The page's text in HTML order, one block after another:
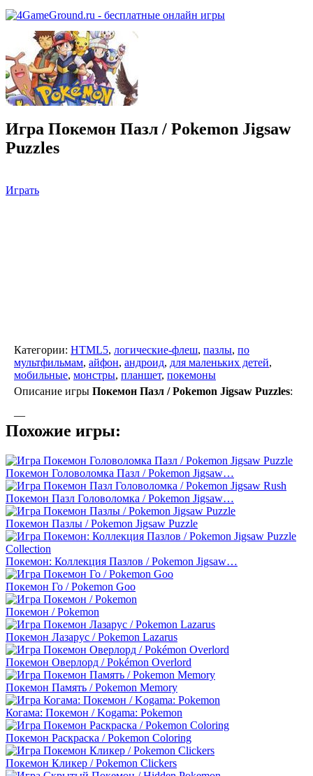
Игра Покемон Пазл / Pokemon Jigsaw
Puzzles
Играть
Категории: HTML5, логические-флеш, пазлы, по
мультфильмам, айфон, андроид, для маленьких детей,
мобильные, монстры, планшет, покемоны
Описание игры Покемон Пазл / Pokemon Jigsaw Puzzles:
—
Похожие игры:
Покемон Головоломка Пазл / Pokemon Jigsaw…
Покемон Пазл Головоломка / Pokemon Jigsaw…
Покемон Пазлы / Pokemon Jigsaw Puzzle
Покемон: Коллекция Пазлов / Pokemon Jigsaw…
Покемон Го / Pokemon Goo
Покемон / Pokemon
Покемон Лазарус / Pokemon Lazarus
Покемон Оверлорд / Pokémon Overlord
Покемон Память / Pokemon Memory
Когама: Покемон / Kogama: Pokemon
Покемон Раскраска / Pokemon Coloring
Покемон Кликер / Pokemon Clickers